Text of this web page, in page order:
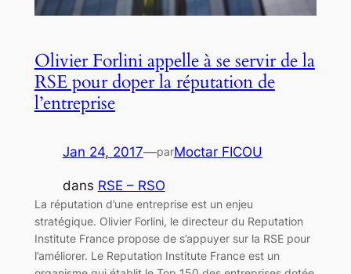
Olivier Forlini appelle à se servir de la
RSE pour doper la réputation de
l’entreprise
Jan 24, 2017—parMoctar FICOU
dans RSE – RSO
La réputation d’une entreprise est un enjeu
stratégique. Olivier Forlini, le directeur du Reputation
Institute France propose de s’appuyer sur la RSE pour
l’améliorer. Le Reputation Institute France est un